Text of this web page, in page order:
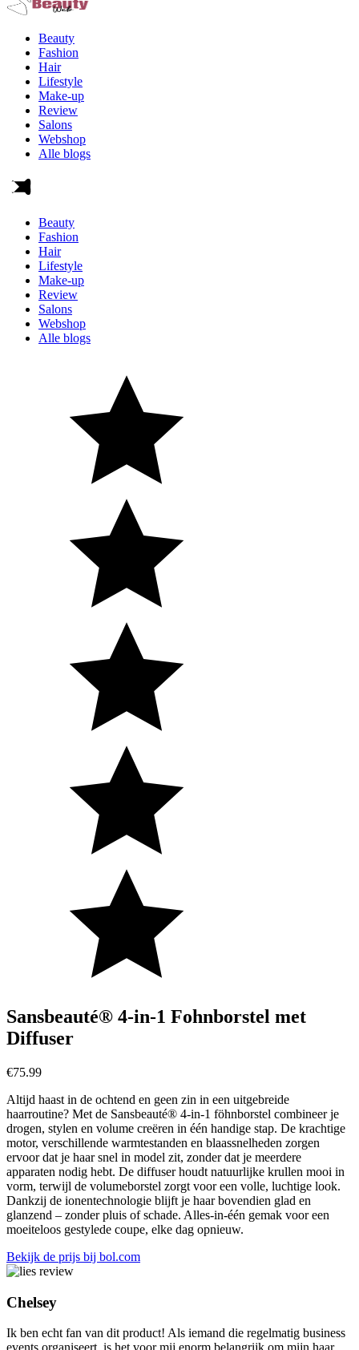
Beauty
Fashion
Hair
Lifestyle
Make-up
Review
Salons
Webshop
Alle blogs
Beauty
Fashion
Hair
Lifestyle
Make-up
Review
Salons
Webshop
Alle blogs
Sansbeauté® 4-in-1 Fohnborstel met
Diffuser
€75.99
Altijd haast in de ochtend en geen zin in een uitgebreide
haarroutine? Met de Sansbeauté® 4-in-1 föhnborstel combineer je
drogen, stylen en volume creëren in één handige stap. De krachtige
motor, verschillende warmtestanden en blaassnelheden zorgen
ervoor dat je haar snel in model zit, zonder dat je meerdere
apparaten nodig hebt. De diffuser houdt natuurlijke krullen mooi in
vorm, terwijl de volumeborstel zorgt voor een volle, luchtige look.
Dankzij de ionentechnologie blijft je haar bovendien glad en
glanzend – zonder pluis of schade. Alles-in-één gemak voor een
moeiteloos gestylede coupe, elke dag opnieuw.
Bekijk de prijs bij bol.com
Chelsey
Ik ben echt fan van dit product! Als iemand die regelmatig business